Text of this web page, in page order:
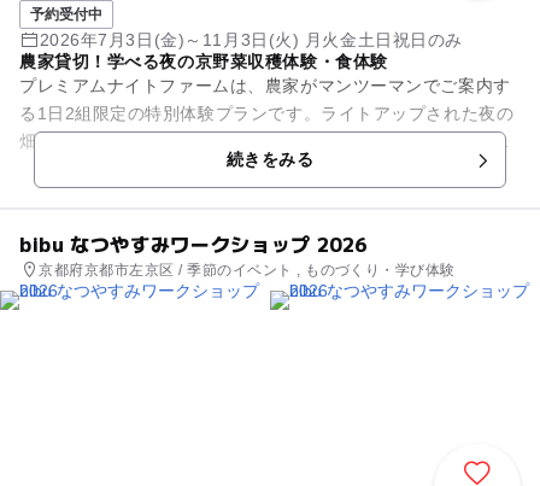
予約受付中
2026年7月3日(金)～11月3日(火) 月火金土日祝日のみ
農家貸切！学べる夜の京野菜収穫体験・食体験
プレミアムナイトファームは、農家がマンツーマンでご案内す
る1日2組限定の特別体験プランです。ライトアップされた夜の
畑で旬の京野菜を収穫しながら、野菜の選び方や美味しい食べ
方、栽培の工夫などを農家...続きをみる
bibu なつやすみワークショップ 2026
京都府京都市左京区 / 季節のイベント , ものづくり・学び体験